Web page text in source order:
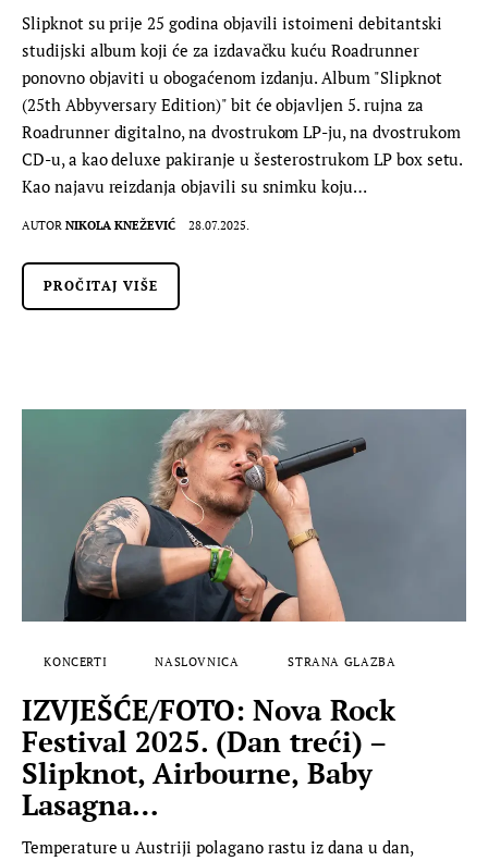
Slipknot su prije 25 godina objavili istoimeni debitantski
studijski album koji će za izdavačku kuću Roadrunner
ponovno objaviti u obogaćenom izdanju. Album "Slipknot
(25th Abbyversary Edition)" bit će objavljen 5. rujna za
Roadrunner digitalno, na dvostrukom LP-ju, na dvostrukom
CD-u, a kao deluxe pakiranje u šesterostrukom LP box setu.
Kao najavu reizdanja objavili su snimku koju…
AUTOR NIKOLA KNEŽEVIĆ 28.07.2025.
PROČITAJ VIŠE
KONCERTI NASLOVNICA STRANA GLAZBA
IZVJEŠĆE/FOTO: Nova Rock
Festival 2025. (Dan treći) –
Slipknot, Airbourne, Baby
Lasagna…
Temperature u Austriji polagano rastu iz dana u dan,